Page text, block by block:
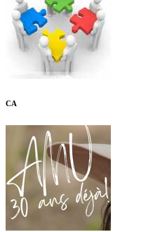
CA